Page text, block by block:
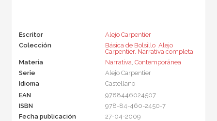
Escritor
Alejo Carpentier
Colección
Básica de Bolsillo  Alejo
Carpentier. Narrativa completa
Materia
Narrativa Contemporánea
Serie
Alejo Carpentier
Idioma
Castellano
EAN
9788446024507
ISBN
978-84-460-2450-7
Fecha publicación
27-04-2009